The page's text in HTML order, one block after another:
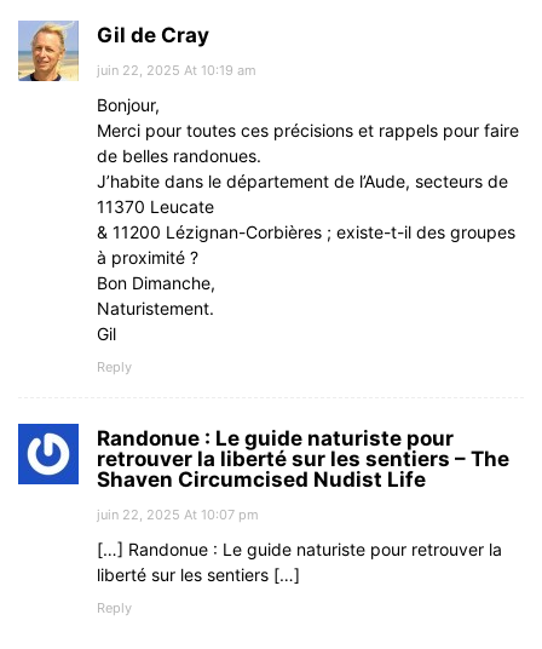
Gil de Cray
juin 22, 2025 At 10:19 am
Bonjour,
Merci pour toutes ces précisions et rappels pour faire
de belles randonues.
J’habite dans le département de l’Aude, secteurs de
11370 Leucate
& 11200 Lézignan-Corbières ; existe-t-il des groupes
à proximité ?
Bon Dimanche,
Naturistement.
Gil
Reply
Randonue : Le guide naturiste pour
retrouver la liberté sur les sentiers – The
Shaven Circumcised Nudist Life
juin 22, 2025 At 10:07 pm
[…] Randonue : Le guide naturiste pour retrouver la
liberté sur les sentiers […]
Reply